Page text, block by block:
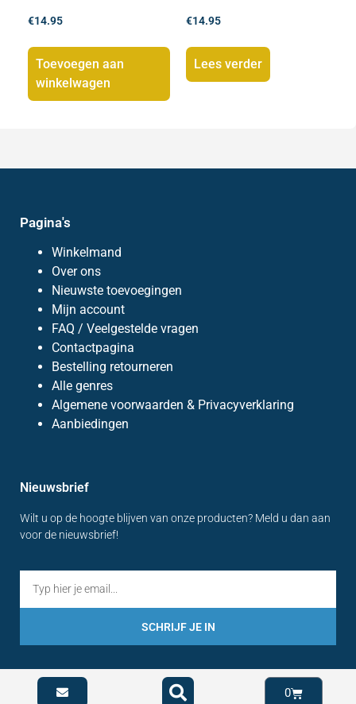
€14.95
Toevoegen aan
winkelwagen
€14.95
Lees verder
Pagina's
Winkelmand
Over ons
Nieuwste toevoegingen
Mijn account
FAQ / Veelgestelde vragen
Contactpagina
Bestelling retourneren
Alle genres
Algemene voorwaarden & Privacyverklaring
Aanbiedingen
Nieuwsbrief
Wilt u op de hoogte blijven van onze producten? Meld u dan aan
voor de nieuwsbrief!
SCHRIJF JE IN
0